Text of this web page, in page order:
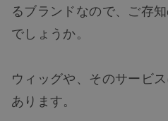
るブランドなので、ご存
でしょうか。
ウィッグや、そのサービ
あります。